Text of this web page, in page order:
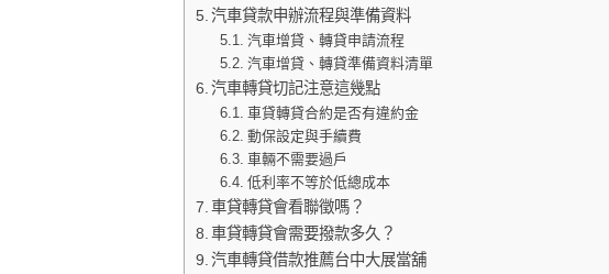
汽車貸款申辦流程與準備資料
汽車增貸、轉貸申請流程
汽車增貸、轉貸準備資料清單
汽車轉貸切記注意這幾點
車貸轉貸合約是否有違約金
動保設定與手續費
車輛不需要過戶
低利率不等於低總成本
車貸轉貸會看聯徵嗎？
車貸轉貸會需要撥款多久？
汽車轉貸借款推薦台中大展當舖